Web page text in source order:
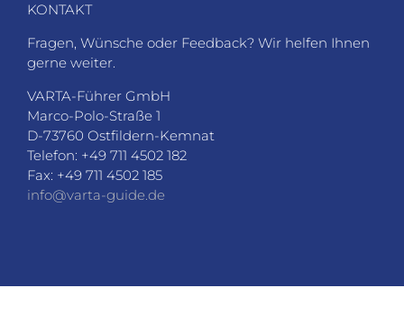
KONTAKT
Fragen, Wünsche oder Feedback? Wir helfen Ihnen
gerne weiter.
VARTA-Führer GmbH
Marco-Polo-Straße 1
D-73760 Ostfildern-Kemnat
Telefon: +49 711 4502 182
Fax: +49 711 4502 185
info@varta-guide.de